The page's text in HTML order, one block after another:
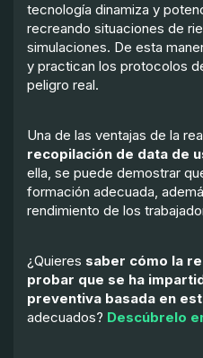
tecnología dinamiza y
recreando situaciones de
simulaciones. De esta
y practican los protocolos
peligro real.
Una de las ventajas de la
recopilación de data de
ella, se puede demostrar
formación adecuada,
rendimiento de los
¿Quieres saber cómo la
probar que se ha
preventiva basada en
adecuados? Descúbrelo